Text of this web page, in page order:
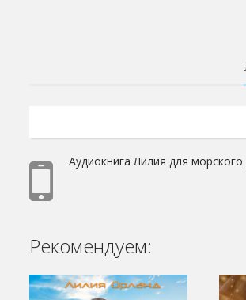
Аудиокнига Лилия для
Рекомендуем: